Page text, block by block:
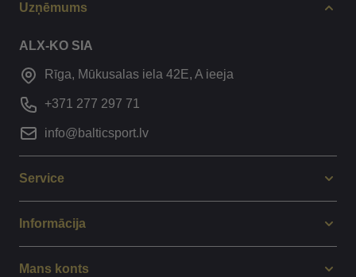
Uzņēmums
ALX-KO SIA
Rīga, Mūkusalas iela 42E, A ieeja
+371 277 297 71
info@balticsport.lv
Service
Informācija
Mans konts